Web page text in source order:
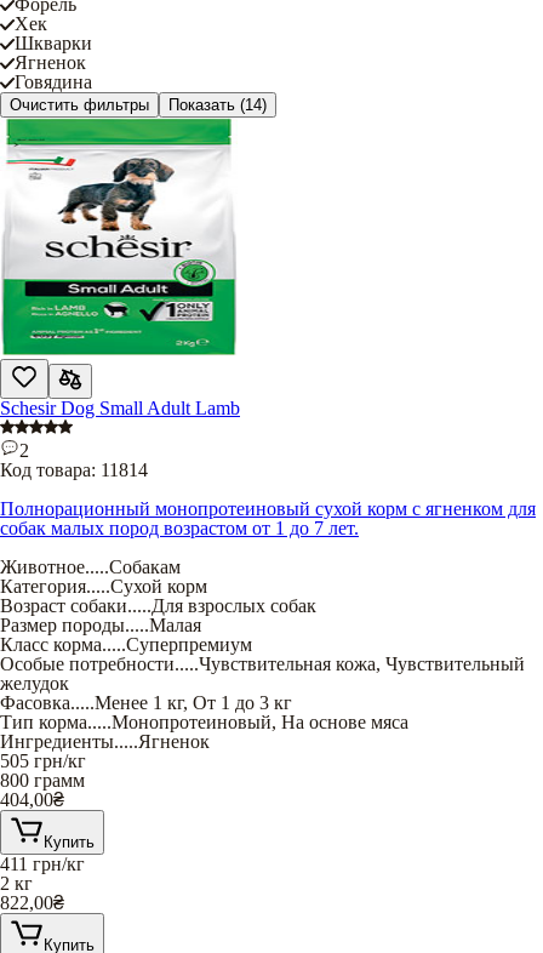
Хек
Шкварки
Ягненок
Говядина
Очистить фильтры Показать (14)
Schesir Dog Small Adult Lamb
2
Код товара: 11814
Полнорационный монопротеиновый сухой корм с ягненком для
собак малых пород возрастом от 1 до 7 лет.
Животное.....Собакам
Категория.....Сухой корм
Возраст собаки.....Для взрослых собак
Размер породы.....Малая
Класс корма.....Суперпремиум
Особые потребности.....Чувствительная кожа, Чувствительный
желудок
Фасовка.....Менее 1 кг, От 1 до 3 кг
Тип корма.....Монопротеиновый, На основе мяса
Ингредиенты.....Ягненок
505 грн/кг
800 грамм
404,00₴
Купить
411 грн/кг
2 кг
822,00₴
Купить